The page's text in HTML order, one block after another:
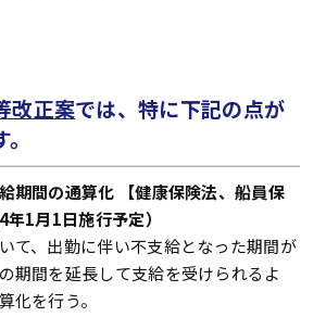
改正案では、特に下記の点が
期間の通算化 【健康保険法、船員保
1月1日施行予定）
て、出勤に伴い不支給となった期間が
期間を延長して支給を受けられるよ
化を行う。